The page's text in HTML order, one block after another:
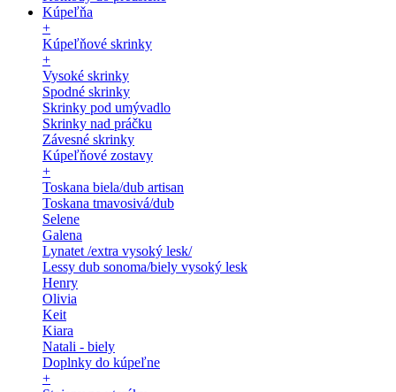
Kúpeľňa
+
Kúpeľňové skrinky
+
Vysoké skrinky
Spodné skrinky
Skrinky pod umývadlo
Skrinky nad práčku
Závesné skrinky
Kúpeľňové zostavy
+
Toskana biela/dub artisan
Toskana tmavosivá/dub
Selene
Galena
Lynatet /extra vysoký lesk/
Lessy dub sonoma/biely vysoký lesk
Henry
Olivia
Keit
Kiara
Natali - biely
Doplnky do kúpeľne
+